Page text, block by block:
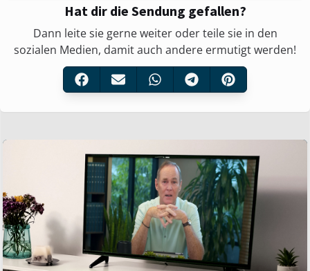
Hat dir die Sendung gefallen?
Dann leite sie gerne weiter oder teile sie in den
sozialen Medien, damit auch andere ermutigt werden!